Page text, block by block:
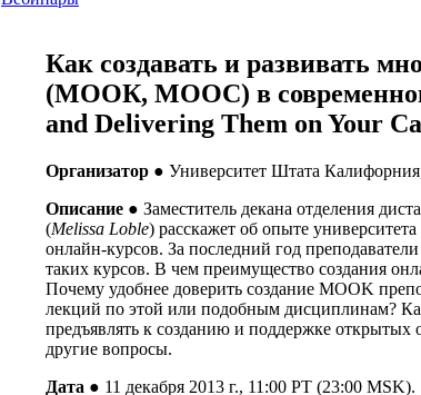
Как создавать и развивать
(МООК, MOOC) в
and Delivering Them on Your
Организатор ● Университет Штата
Описание ● Заместитель декана отделения
(Melissa Loble) расскажет об опыте
онлайн-курсов. За последний год
таких курсов. В чем преимущество создания
Почему удобнее доверить создание MOOK
лекций по этой или подобным дисциплинам?
предъявлять к созданию и поддержке открытых
другие вопросы.
Дата ● 11 декабря 2013 г., 11:00 PT (23:00 MSK).